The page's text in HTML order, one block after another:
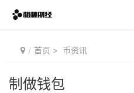
首页 > 币资讯
制做钱包